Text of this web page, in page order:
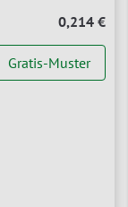
0,214 €
Gratis-Muster